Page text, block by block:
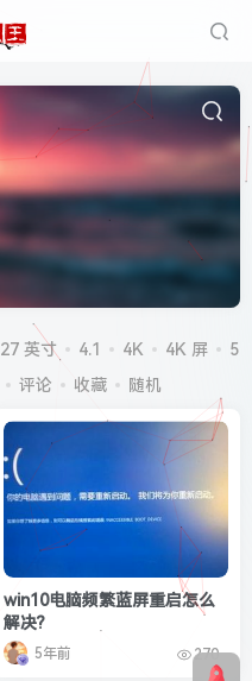
27 英寸 4.1 4K 4K 屏
5G
评论 收藏 随机
win10电脑频繁蓝屏重启怎么
解决?
5年前 270